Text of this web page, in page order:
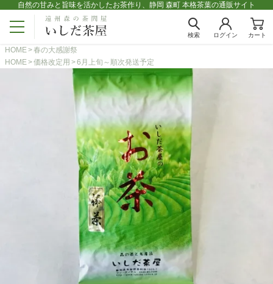
自然の甘みと旨味を活かしたお茶作り、静岡 森町 本格茶葉の通販サイト
検索 ログイン カート
HOME
春の大感謝祭
HOME
価格改定用 6月上旬～順次発送予定